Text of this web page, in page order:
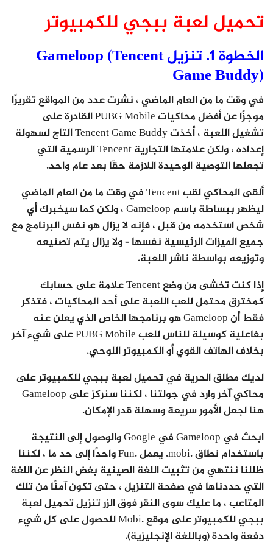
تحميل لعبة ببجي للكمبيوتر
الخطوة 1. تنزيل Gameloop (Tencent
Game Buddy)
في وقت ما من العام الماضي ، نشرت عدد من المواقع تقريرًا
موجزًا ​​عن أفضل محاكيات PUBG Mobile القادرة على
تشغيل اللعبة ، أخذت Tencent Game Buddy التاج لسهولة
إعداده ، ولكن علامتها التجارية Tencent الرسمية التي
تجعلها التوصية الوحيدة اللازمة حقًا بعد عام واحد.
ألقى المحاكي لقب Tencent في وقت ما من العام الماضي
ليظهر ببساطة باسم Gameloop ، ولكن كما سيخبرك أي
شخص استخدمه من قبل ، فإنه لا يزال هو نفس البرنامج مع
جميع الميزات الرئيسية نفسها – ولا يزال يتم تصنيعه
وتوزيعه بواسطة ناشر اللعبة.
إذا كنت تخشى من وضع Tencent علامة على حسابك
كمخترق محتمل للعب اللعبة على أحد المحاكيات ، فتذكر
فقط أن Gameloop هو برنامجها الخاص الذي يعلن عنه
بفاعلية كوسيلة للناس للعب PUBG Mobile على شيء آخر
بخلاف الهاتف القوي أو الكمبيوتر اللوحي.
لديك مطلق الحرية في تحميل لعبة ببجي للكمبيوتر على
محاكي آخر وارد في جولتنا ، لكننا سنركز على Gameloop
هنا لجعل الأمور سريعة وسهلة قدر الإمكان.
ابحث في Gameloop في Google والوصول إلى النتيجة
باستخدام نطاق .mobi. يعمل .Fun واحدًا إلى حد ما ، لكننا
ظللنا ننتهي من تثبيت اللغة الصينية بغض النظر عن اللغة
التي حددناها في صفحة التنزيل ، حتى تكون آمنًا من تلك
المتاعب ، ما عليك سوى النقر فوق الزر تنزيل تحميل لعبة
ببجي للكمبيوتر على موقع .Mobi للحصول على كل شيء
دفعة واحدة (وباللغة الإنجليزية).